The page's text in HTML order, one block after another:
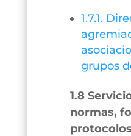
1.7.1.
grupos
1.8
normas,